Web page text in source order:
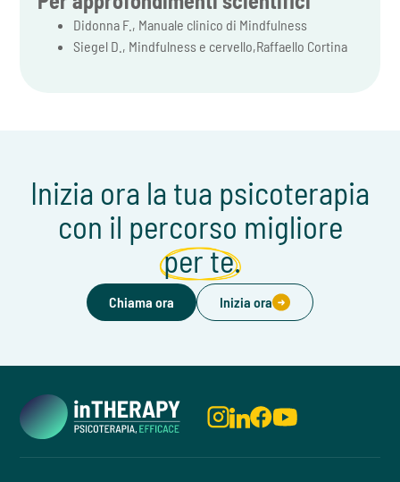
Didonna F., Manuale clinico di Mindfulness
Siegel D., Mindfulness e cervello,Raffaello Cortina
Inizia ora la tua psicoterapia
con il percorso migliore
per te.
Chiama ora Inizia ora